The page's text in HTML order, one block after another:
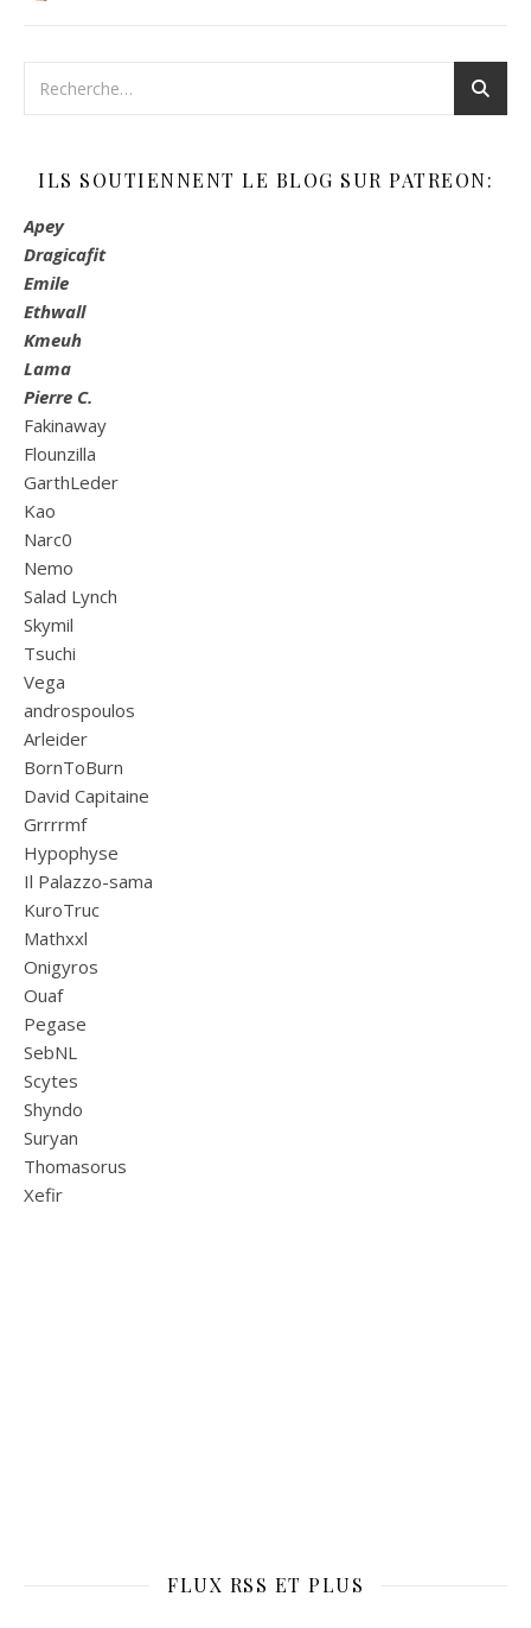
ILS SOUTIENNENT LE BLOG SUR PATREON:
Apey
Dragicafit
Emile
Ethwall
Kmeuh
Lama
Pierre C.
Fakinaway
Flounzilla
GarthLeder
Kao
Narc0
Nemo
Salad Lynch
Skymil
Tsuchi
Vega
androspoulos
Arleider
BornToBurn
David Capitaine
Grrrrmf
Hypophyse
Il Palazzo-sama
KuroTruc
Mathxxl
Onigyros
Ouaf
Pegase
SebNL
Scytes
Shyndo
Suryan
Thomasorus
Xefir
FLUX RSS ET PLUS